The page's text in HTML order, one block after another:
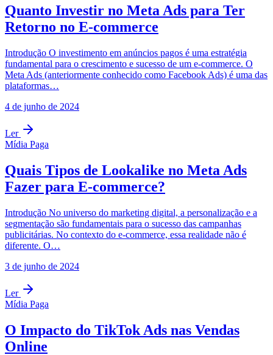
Quanto Investir no Meta Ads para Ter
Retorno no E-commerce
Introdução O investimento em anúncios pagos é uma estratégia
fundamental para o crescimento e sucesso de um e-commerce. O
Meta Ads (anteriormente conhecido como Facebook Ads) é uma das
plataformas…
4 de junho de 2024
Ler
Mídia Paga
Quais Tipos de Lookalike no Meta Ads
Fazer para E-commerce?
Introdução No universo do marketing digital, a personalização e a
segmentação são fundamentais para o sucesso das campanhas
publicitárias. No contexto do e-commerce, essa realidade não é
diferente. O…
3 de junho de 2024
Ler
Mídia Paga
O Impacto do TikTok Ads nas Vendas
Online